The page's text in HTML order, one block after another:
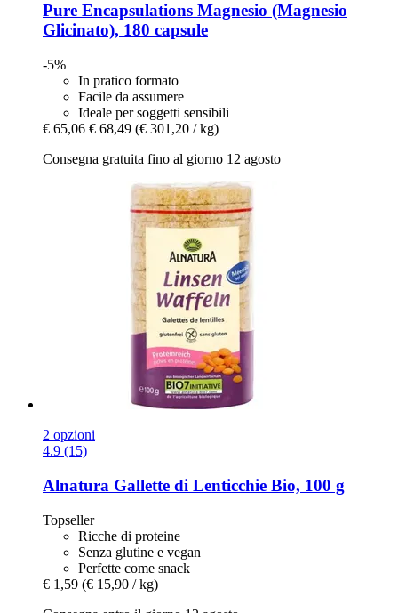
Pure Encapsulations Magnesio (Magnesio
Glicinato), 180 capsule
-5%
In pratico formato
Facile da assumere
Ideale per soggetti sensibili
€ 65,06 € 68,49 (€ 301,20 / kg)
Consegna gratuita fino al giorno 12 agosto
2 opzioni
4.9 (15)
Alnatura Gallette di Lenticchie Bio, 100 g
Topseller
Ricche di proteine
Senza glutine e vegan
Perfette come snack
€ 1,59 (€ 15,90 / kg)